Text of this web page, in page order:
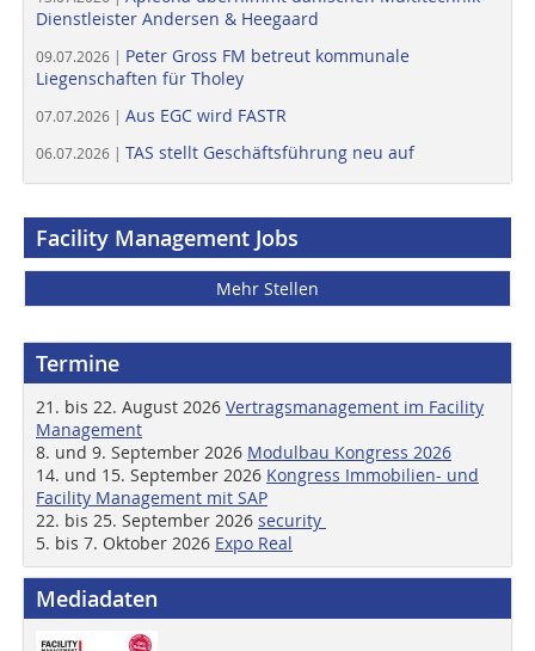
Dienstleister Andersen & Heegaard
09.07.2026 | Peter Gross FM betreut kommunale
Liegenschaften für Tholey
07.07.2026 | Aus EGC wird FASTR
06.07.2026 | TAS stellt Geschäftsführung neu auf
Facility Management Jobs
Mehr Stellen
Termine
21. bis 22. August 2026 Vertragsmanagement im Facility
Management
8. und 9. September 2026 Modulbau Kongress 2026
14. und 15. September 2026 Kongress Immobilien- und
Facility Management mit SAP
22. bis 25. September 2026 security
5. bis 7. Oktober 2026 Expo Real
Mediadaten